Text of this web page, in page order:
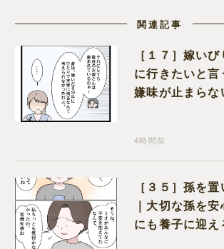
関連記事
［１７］嫁い
に行きたいと
嫌味が止まらな
4時間前
［３５］孫を
｜大切な孫を
にも養子に迎